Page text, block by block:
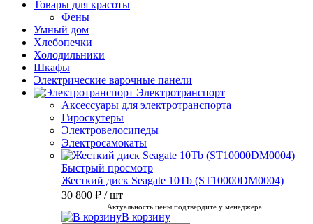
Товары для красоты
Фены
Умный дом
Хлебопечки
Холодильники
Шкафы
Электрические варочные панели
Электротранспорт
Аксессуары для электротранспорта
Гироскутеры
Электровелосипеды
Электросамокаты
Быстрый просмотр
Жесткий диск Seagate 10Tb (ST10000DM0004)
30 800 ₽ / шт
Актуальность цены подтвердите у менеджера
В корзину